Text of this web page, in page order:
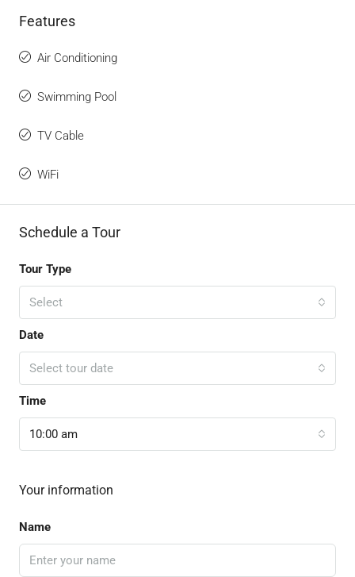
Features
Air Conditioning
Swimming Pool
TV Cable
WiFi
Schedule a Tour
Tour Type
Select
Date
Select tour date
Time
10:00 am
Your information
Name